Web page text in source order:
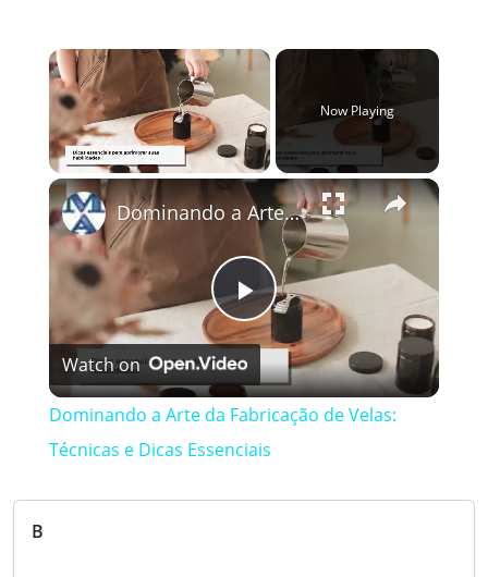
×
Unmute
Now Playing
×
Play
Video
Dominando a Arte da Fabricação de Velas: Técnicas e Dicas Essenciais
Watch on
Dominando a Arte da Fabricação de Velas:
Técnicas e Dicas Essenciais
B